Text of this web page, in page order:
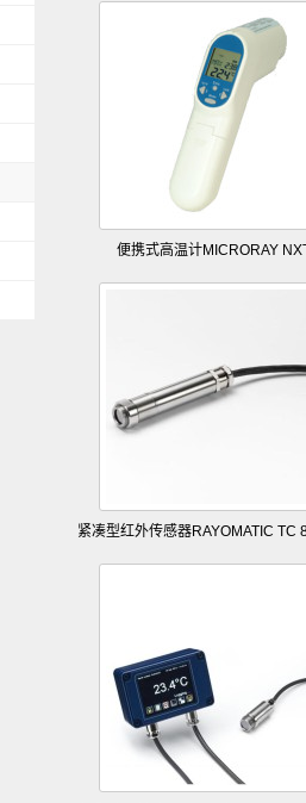
便携式高温计MICRORAY
紧凑型红外传感器RAYOMATIC TC